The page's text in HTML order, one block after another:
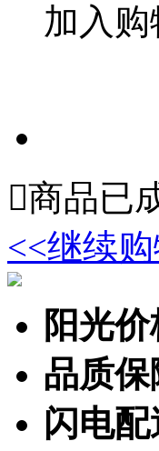
加入购
商品已
<<继续
阳光
品质保
闪电配